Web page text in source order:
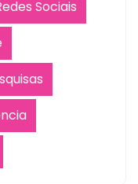
Sociais